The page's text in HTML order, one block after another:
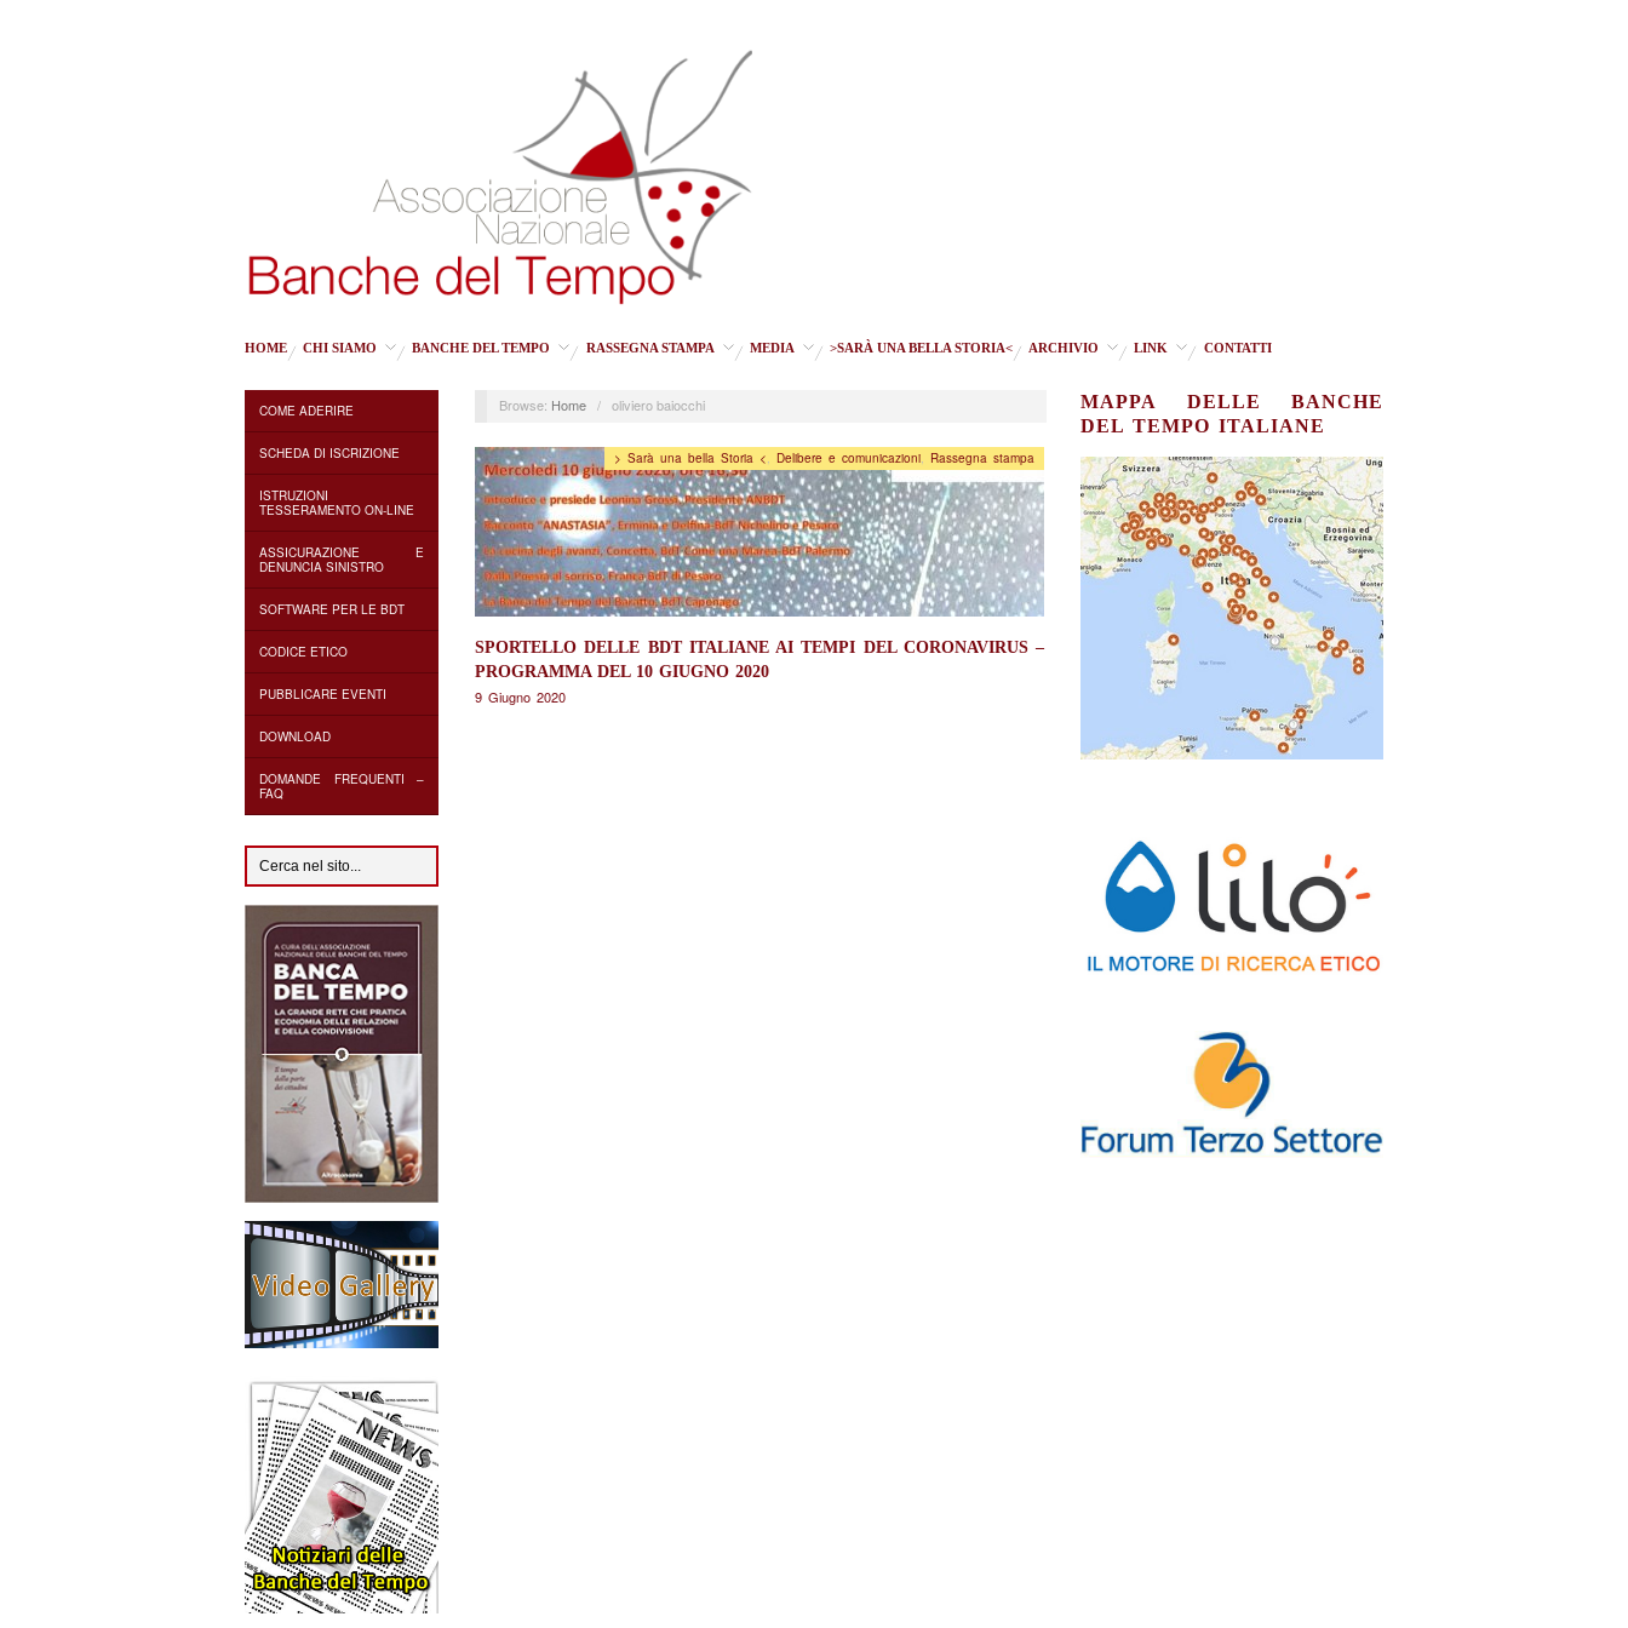
HOME CHI SIAMO BANCHE DEL TEMPO RASSEGNA STAMPA MEDIA >SARÀ UNA BELLA STORIA< ARCHIVIO LINK CONTATTI
COME ADERIRE
SCHEDA DI ISCRIZIONE
ISTRUZIONI
TESSERAMENTO ON-LINE
ASSICURAZIONE E
DENUNCIA SINISTRO
SOFTWARE PER LE BDT
CODICE ETICO
PUBBLICARE EVENTI
DOWNLOAD
DOMANDE FREQUENTI –
FAQ
Browse: Home / oliviero baiocchi
SPORTELLO DELLE BDT ITALIANE AI TEMPI DEL CORONAVIRUS –
PROGRAMMA DEL 10 GIUGNO 2020
9 Giugno 2020
> Sarà una bella Storia <, Delibere e comunicazioni, Rassegna stampa
MAPPA DELLE BANCHE
DEL TEMPO ITALIANE